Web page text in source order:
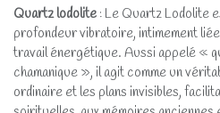
Quartz lodolite : Le Quartz Lodolite
profondeur vibratoire, intimement
travail énergétique. Aussi appelé «
chamanique », il agit comme un
ordinaire et les plans invisibles,